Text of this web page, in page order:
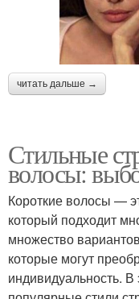
читать дальше →
Стильные
волосы:
Короткие волосы —
который подходит
множество
которые могут
индивидуальность.